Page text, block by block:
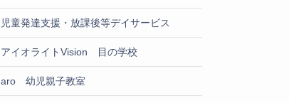
児童発達支援・放課後等デイサービス
アイオライトVision 目の学校
aro 幼児親子教室